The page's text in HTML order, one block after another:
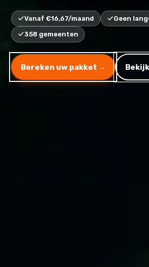
Vanaf €16,67/maand Geen
358 gemeenten
Bereken uw pakket →